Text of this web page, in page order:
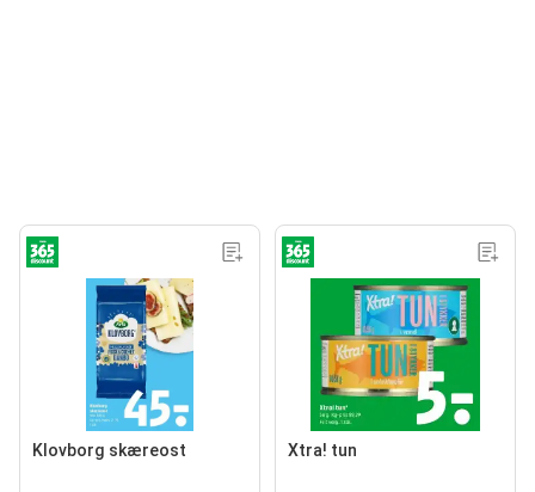
Klovborg skæreost Xtra! tun